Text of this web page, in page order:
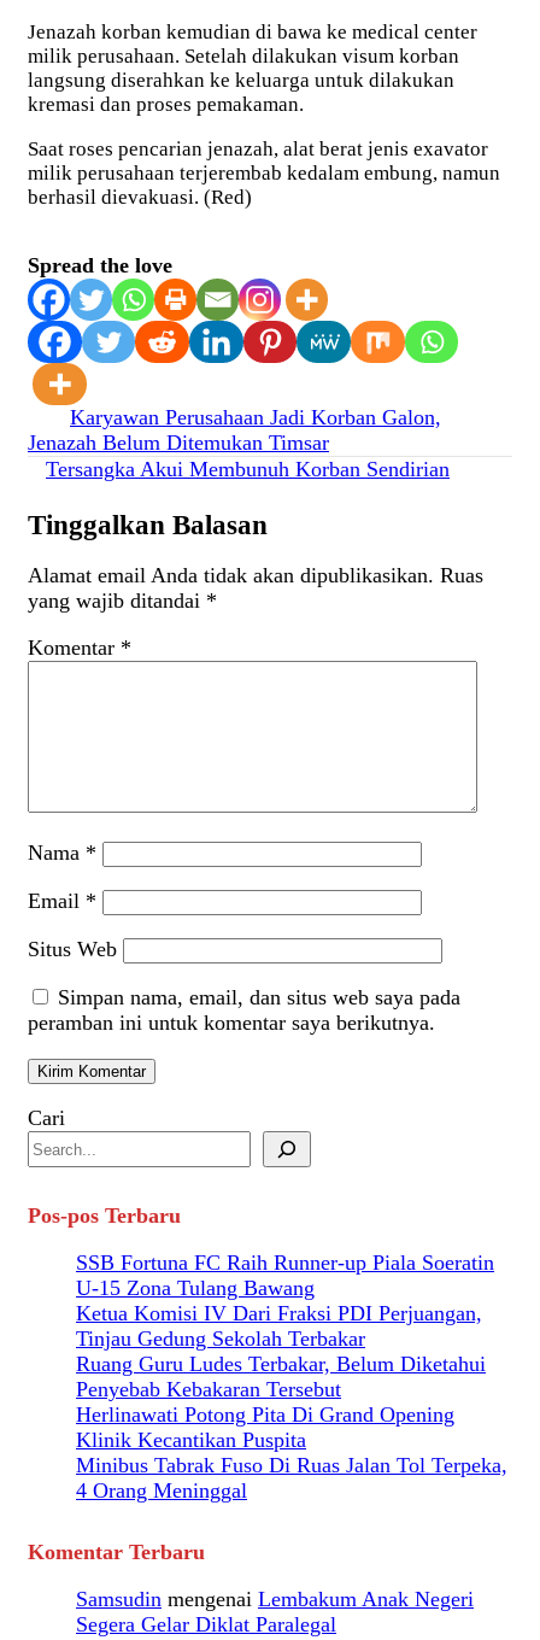
Jenazah korban kemudian di bawa ke medical center
milik perusahaan. Setelah dilakukan visum korban
langsung diserahkan ke keluarga untuk dilakukan
kremasi dan proses pemakaman.
Saat roses pencarian jenazah, alat berat jenis exavator
milik perusahaan terjerembab kedalam embung, namun
berhasil dievakuasi. (Red)
Spread the love
Navigasi
pos
Karyawan Perusahaan Jadi Korban Galon,
Jenazah Belum Ditemukan Timsar
Tersangka Akui Membunuh Korban Sendirian
Tinggalkan Balasan
Alamat email Anda tidak akan dipublikasikan. Ruas
yang wajib ditandai *
Komentar *
Nama *
Email *
Situs Web
Simpan nama, email, dan situs web saya pada
peramban ini untuk komentar saya berikutnya.
Cari
Pos-pos Terbaru
SSB Fortuna FC Raih Runner-up Piala Soeratin
U-15 Zona Tulang Bawang
Ketua Komisi IV Dari Fraksi PDI Perjuangan,
Tinjau Gedung Sekolah Terbakar
Ruang Guru Ludes Terbakar, Belum Diketahui
Penyebab Kebakaran Tersebut
Herlinawati Potong Pita Di Grand Opening
Klinik Kecantikan Puspita
Minibus Tabrak Fuso Di Ruas Jalan Tol Terpeka,
4 Orang Meninggal
Komentar Terbaru
Samsudin mengenai Lembakum Anak Negeri
Segera Gelar Diklat Paralegal